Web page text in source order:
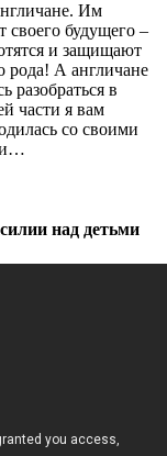
Им
своего будущего –
и защищают
рода! А англичане
разобраться в
части я вам
со своими
над детьми